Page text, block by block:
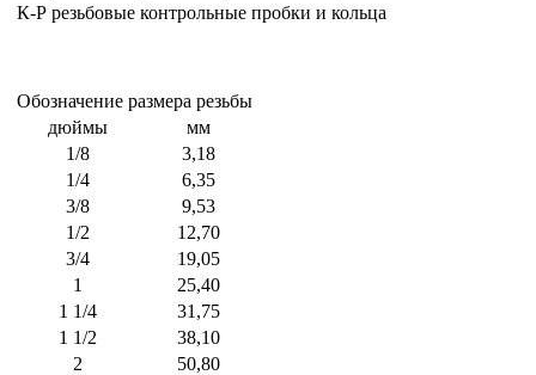
К-Р резьбовые контрольные пробки и кольца
Обозначение размера резьбы
дюймы
мм
1/8
3,18
1/4
6,35
3/8
9,53
1/2
12,70
3/4
19,05
1
25,40
1 1/4
31,75
1 1/2
38,10
2
50,80